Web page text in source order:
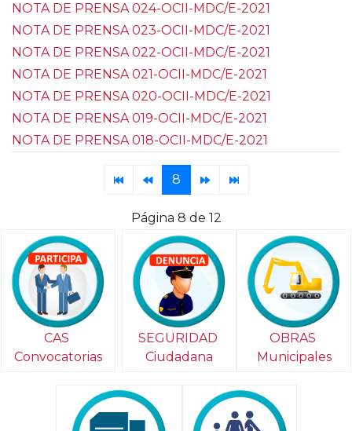
NOTA DE PRENSA 024-OCII-MDC/E-2021
NOTA DE PRENSA 023-OCII-MDC/E-2021
NOTA DE PRENSA 022-OCII-MDC/E-2021
NOTA DE PRENSA 021-OCII-MDC/E-2021
NOTA DE PRENSA 020-OCII-MDC/E-2021
NOTA DE PRENSA 019-OCII-MDC/E-2021
NOTA DE PRENSA 018-OCII-MDC/E-2021
8
Página 8 de 12
CAS
Convocatorias
SEGURIDAD
Ciudadana
OBRAS
Municipales